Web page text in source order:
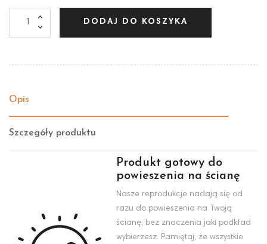
DODAJ DO KOSZYKA
Opis
Szczegóły produktu
Produkt gotowy do
powieszenia na ścianę
Nasze reprodukcje nadają się od
razu do powieszenia na Twoją
ścianę, bez znaczenia jaki podkład
wybierzesz. Pamiętaj, że wszystkie